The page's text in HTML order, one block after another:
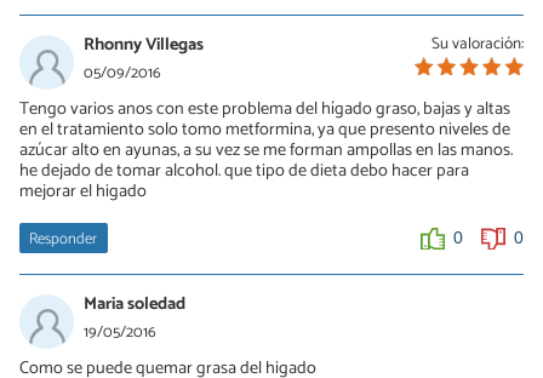
Su valoración:
Rhonny Villegas
05/09/2016
Tengo varios anos con este problema del hígado graso, bajas y altas
en el tratamiento solo tomo metformina, ya que presento niveles de
azúcar alto en ayunas, a su vez se me forman ampollas en las manos.
he dejado de tomar alcohol. que tipo de dieta debo hacer para
mejorar el higado
Responder 0 0
Maria soledad
19/05/2016
Como se puede quemar grasa del higado